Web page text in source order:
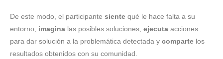
De este modo, el participante siente qué le hace falta a su
entorno, imagina las posibles soluciones, ejecuta acciones
para dar solución a la problemática detectada y comparte los
resultados obtenidos con su comunidad.